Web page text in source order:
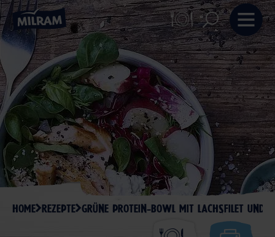
HOME REZEPTE GRÜNE PROTEIN-BOWL MIT LACHSFILET UND